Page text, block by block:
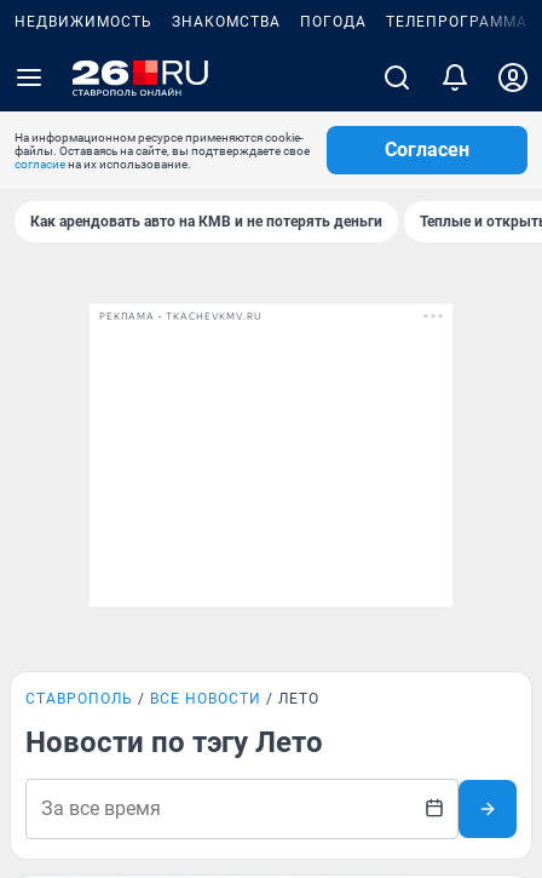
НЕДВИЖИМОСТЬ ЗНАКОМСТВА ПОГОДА ТЕЛЕПРОГРАММА
На информационном ресурсе применяются cookie-
файлы. Оставаясь на сайте, вы подтверждаете свое
согласиена их использование.
Согласен
Как арендовать авто на КМВ и не потерять деньги Теплые и
РЕКЛАМА • TKACHEVKMV.RU
СТАВРОПОЛЬ ВСЕ НОВОСТИ ЛЕТО
Новости по тэгу Лето